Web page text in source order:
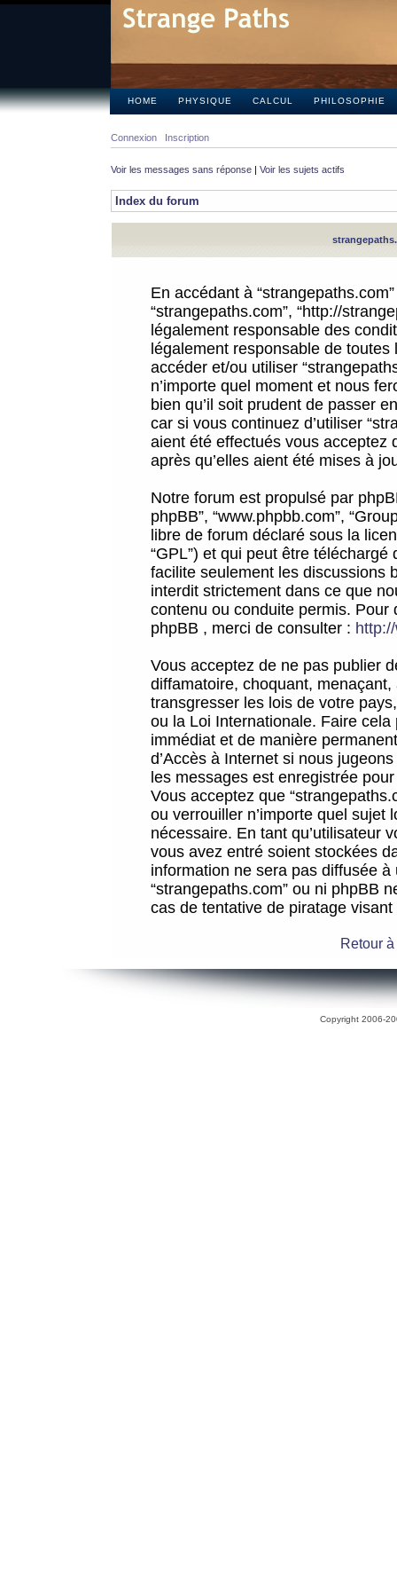
HOME PHYSIQUE CALCUL PHILOSOPHIE
Connexion Inscription
Voir les messages sans réponse | Voir les sujets actifs
Index du forum
En accédant à
“strangepaths.com”, “http://
légalement responsable des
légalement responsable de
accéder et/ou utiliser
n’importe quel moment et nous
bien qu’il soit prudent de passer
car si vous continuez d’utiliser
aient été effectués vous acceptez
après qu’elles aient été mises à
Notre forum est propulsé par
phpBB”, “www.phpbb.com”,
libre de forum déclaré sous la
“GPL”) et qui peut être téléchargé
facilite seulement les discussions
interdit strictement dans ce que
contenu ou conduite permis.
phpBB , merci de consulter :
Vous acceptez de ne pas publier
diffamatoire, choquant,
transgresser les lois de votre
ou la Loi Internationale. Faire
immédiat et de manière
d’Accès à Internet si nous
les messages est enregistrée
Vous acceptez que
ou verrouiller n’importe quel sujet
nécessaire. En tant qu’utilisateur
vous avez entré soient stockées
information ne sera pas diffusée
“strangepaths.com” ou ni phpBB
cas de tentative de piratage
Retour
Copyright 2006-